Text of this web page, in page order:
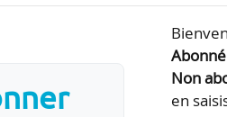
car nous ne pouvons pas
Non
en